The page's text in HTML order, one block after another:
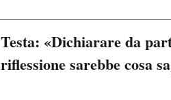
Testa: «Dichiarare da
riflessione sarebbe cosa